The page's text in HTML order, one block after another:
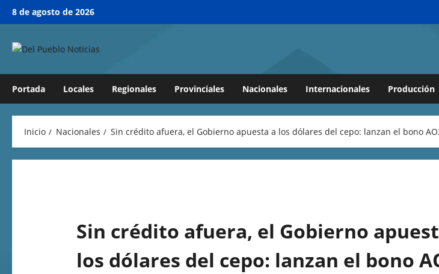
8 de agosto de 2026
Portada Locales Regionales Provinciales Nacionales Internacionales Producción
Inicio Nacionales Sin crédito afuera, el Gobierno apuesta a los dólares del cepo: lanzan el bono
Sin crédito afuera, el Gobierno
los dólares del cepo: lanzan el bono